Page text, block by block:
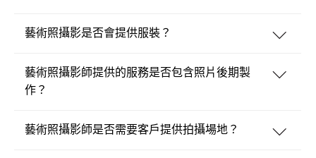
藝術照攝影是否會提供服裝？
藝術照攝影師提供的服務是否包含照片後期製
作？
藝術照攝影師是否需要客戶提供拍攝場地？